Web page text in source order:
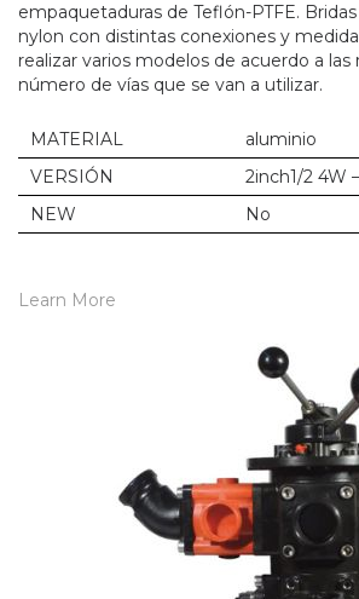
empaquetaduras de Teflón-PTFE.
nylon con distintas conexiones y
realizar varios modelos de acuerdo a las
número de vías que se van a utilizar.
MATERIAL
aluminio
VERSIÓN
2inch1/2 4W
NEW
No
Learn More